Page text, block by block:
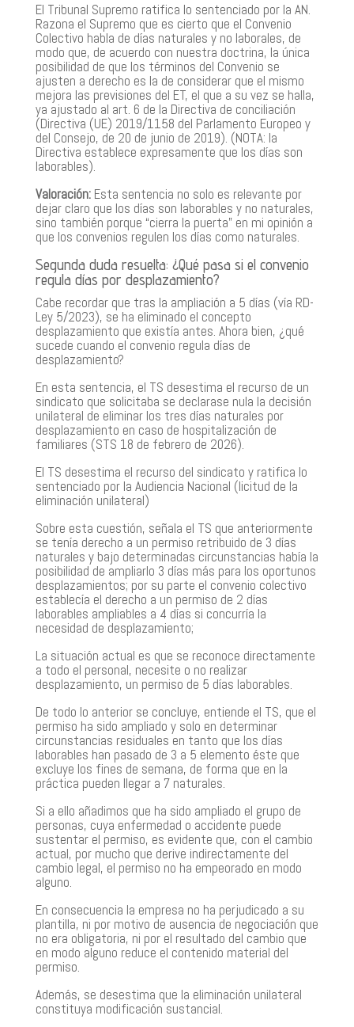
El Tribunal Supremo ratifica lo sentenciado por la AN.
Razona el Supremo que es cierto que el Convenio
Colectivo habla de días naturales y no laborales, de
modo que, de acuerdo con nuestra doctrina, la única
posibilidad de que los términos del Convenio se
ajusten a derecho es la de considerar que el mismo
mejora las previsiones del ET, el que a su vez se halla,
ya ajustado al art. 6 de la Directiva de conciliación
(Directiva (UE) 2019/1158 del Parlamento Europeo y
del Consejo, de 20 de junio de 2019). (NOTA: la
Directiva establece expresamente que los días son
laborables).
Valoración:Esta sentencia no solo es relevante por
dejar claro que los días son laborables y no naturales,
sino también porque “cierra la puerta” en mi opinión a
que los convenios regulen los días como naturales.
Segunda duda resuelta: ¿Qué pasa si el convenio
regula días por desplazamiento?
Cabe recordar que tras la ampliación a 5 días (vía RD-
Ley 5/2023), se ha eliminado el concepto
desplazamiento que existía antes. Ahora bien, ¿qué
sucede cuando el convenio regula días de
desplazamiento?
En esta sentencia, el TS desestima el recurso de un
sindicato que solicitaba se declarase nula la decisión
unilateral de eliminar los tres días naturales por
desplazamiento en caso de hospitalización de
familiares (STS 18 de febrero de 2026).
El TS desestima el recurso del sindicato y ratifica lo
sentenciado por la Audiencia Nacional (licitud de la
eliminación unilateral)
Sobre esta cuestión, señala el TS que anteriormente
se tenía derecho a un permiso retribuido de 3 días
naturales y bajo determinadas circunstancias había la
posibilidad de ampliarlo 3 días más para los oportunos
desplazamientos; por su parte el convenio colectivo
establecía el derecho a un permiso de 2 días
laborables ampliables a 4 días si concurría la
necesidad de desplazamiento;
La situación actual es que se reconoce directamente
a todo el personal, necesite o no realizar
desplazamiento, un permiso de 5 días laborables.
De todo lo anterior se concluye, entiende el TS, que el
permiso ha sido ampliado y solo en determinar
circunstancias residuales en tanto que los días
laborables han pasado de 3 a 5 elemento éste que
excluye los fines de semana, de forma que en la
práctica pueden llegar a 7 naturales.
Si a ello añadimos que ha sido ampliado el grupo de
personas, cuya enfermedad o accidente puede
sustentar el permiso, es evidente que, con el cambio
actual, por mucho que derive indirectamente del
cambio legal, el permiso no ha empeorado en modo
alguno.
En consecuencia la empresa no ha perjudicado a su
plantilla, ni por motivo de ausencia de negociación que
no era obligatoria, ni por el resultado del cambio que
en modo alguno reduce el contenido material del
permiso.
Además, se desestima que la eliminación unilateral
constituya modificación sustancial.